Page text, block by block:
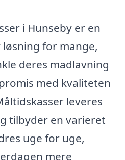
i Hunseby er en
for mange,
deres madlavning
med kvaliteten
leveres
tilbyder en varieret
uge for uge,
mere